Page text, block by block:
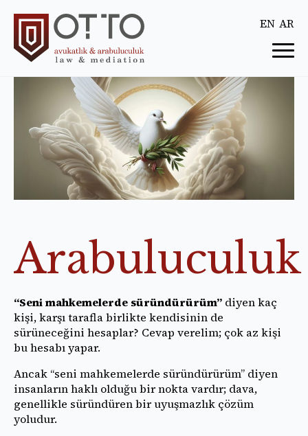
EN AR
Arabuluculuk
“Seni mahkemelerde süründürürüm” diyen kaç
kişi, karşı tarafla birlikte kendisinin de
sürüneceğini hesaplar? Cevap verelim; çok az kişi
bu hesabı yapar.
Ancak “seni mahkemelerde süründürürüm” diyen
insanların haklı olduğu bir nokta vardır; dava,
genellikle süründüren bir uyuşmazlık çözüm
yoludur.